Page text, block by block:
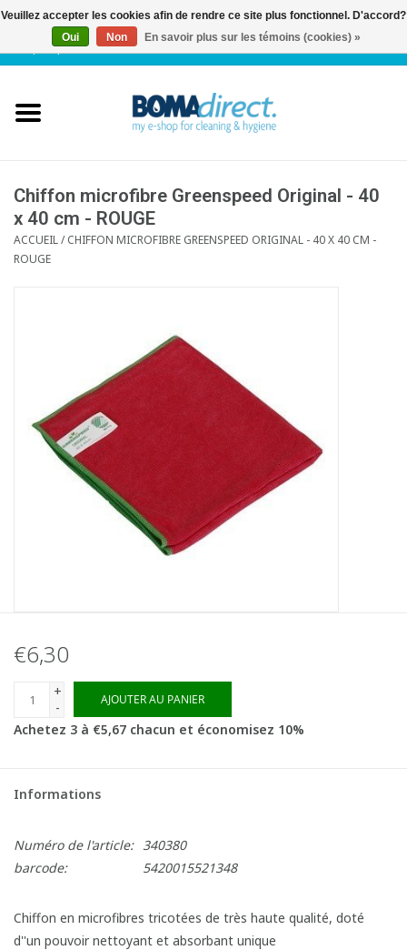
FR| 0 Articles
Service client
Blog
Chiffon microfibre Greenspeed Original - 40
x 40 cm - ROUGE
ACCUEIL/CHIFFON MICROFIBRE GREENSPEED ORIGINAL - 40 X 40 CM -
ROUGE
€6,30
+
-
AJOUTER AU PANIER
Achetez 3 à €5,67 chacun et économisez 10%
Informations
Numéro de l'article: 340380
barcode:
5420015521348
Chiffon en microfibres tricotées de très haute qualité, doté
d''un pouvoir nettoyant et absorbant unique
Veuillez accepter les cookies afin de rendre ce site plus fonctionnel. D'accord?
Oui
Non En savoir plus sur les témoins (cookies) »